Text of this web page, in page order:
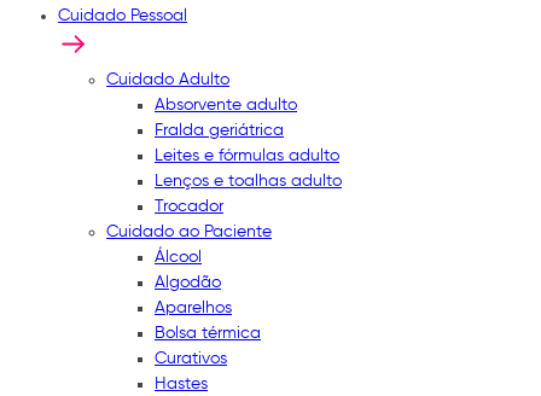
Cuidado Pessoal
Cuidado Adulto
Absorvente adulto
Fralda geriátrica
Leites e fórmulas adulto
Lenços e toalhas adulto
Trocador
Cuidado ao Paciente
Álcool
Algodão
Aparelhos
Bolsa térmica
Curativos
Hastes